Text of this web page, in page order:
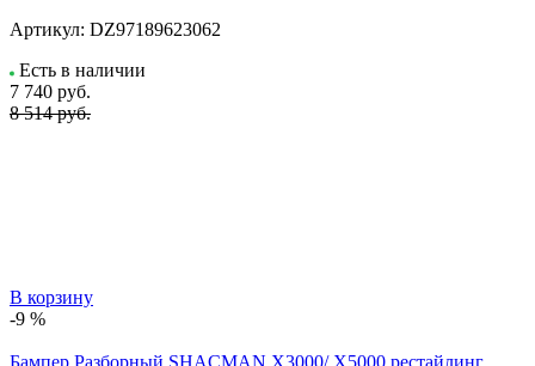
Артикул: DZ97189623062
Есть в наличии
7 740 руб.
8 514 руб.
В корзину
-9 %
Бампер Разборный SHACMAN X3000/ X5000 рестайлинг